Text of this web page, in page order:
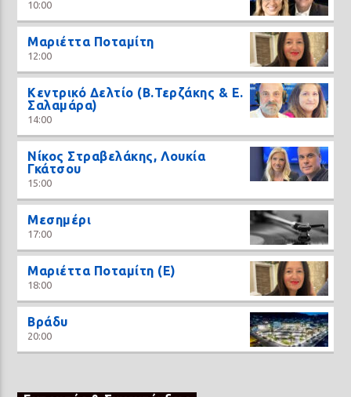
10:00
Μαριέττα Ποταμίτη
12:00
Κεντρικό Δελτίο (Β.Τερζάκης & Ε.
Σαλαμάρα)
14:00
Νίκος Στραβελάκης, Λουκία
Γκάτσου
15:00
Μεσημέρι
17:00
Μαριέττα Ποταμίτη (Ε)
18:00
Βράδυ
20:00